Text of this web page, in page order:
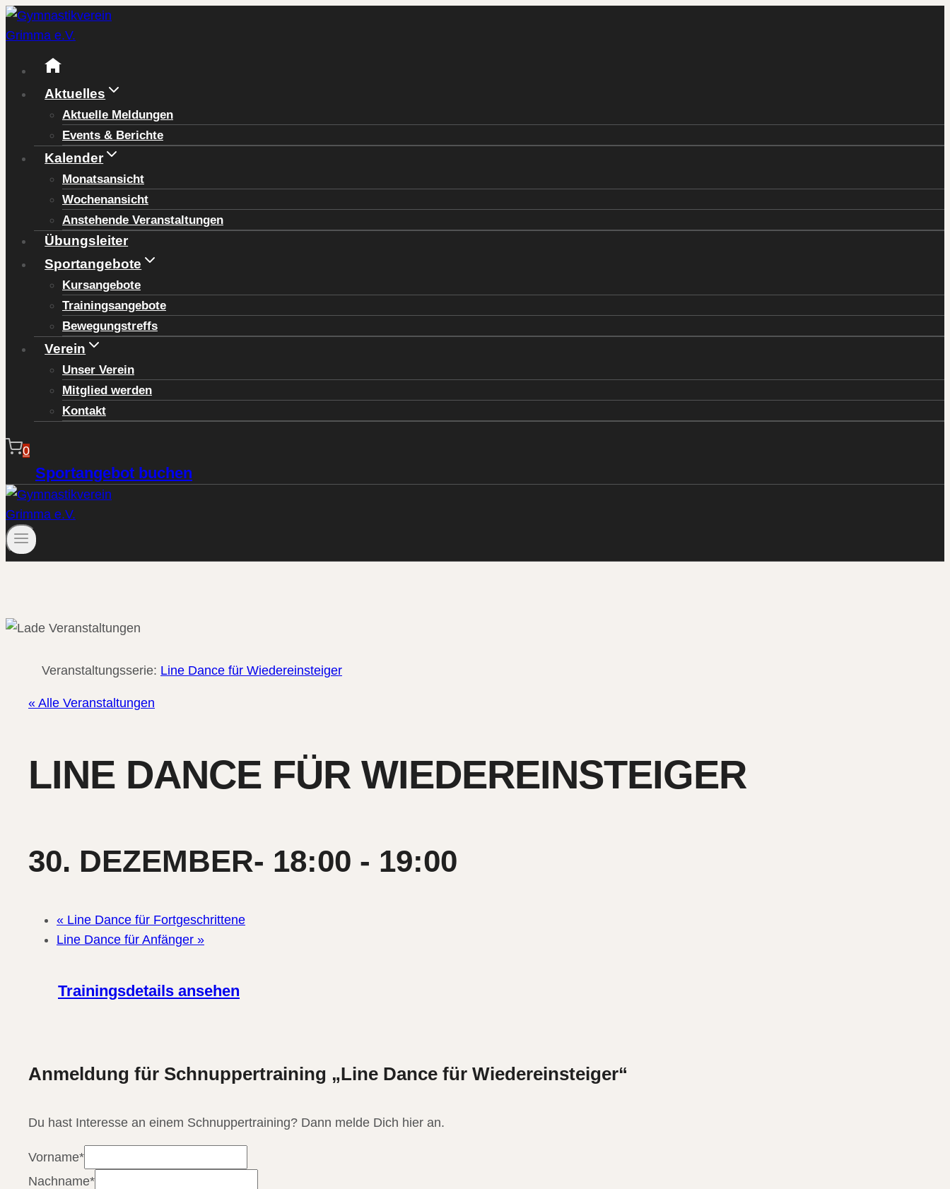
Zum
Inhalt
springen
Aktuelles
Aktuelle Meldungen
Events & Berichte
Kalender
Monatsansicht
Wochenansicht
Anstehende Veranstaltungen
Übungsleiter
Sportangebote
Kursangebote
Trainingsangebote
Bewegungstreffs
Verein
Unser Verein
Mitglied werden
Kontakt
0
Sportangebot buchen
Veranstaltungsserie: Line Dance für Wiedereinsteiger
« Alle Veranstaltungen
LINE DANCE FÜR WIEDEREINSTEIGER
30. DEZEMBER- 18:00 - 19:00
« Line Dance für Fortgeschrittene
Line Dance für Anfänger »
Trainingsdetails ansehen
Anmeldung für Schnuppertraining „Line Dance für Wiedereinsteiger“
Du hast Interesse an einem Schnuppertraining? Dann melde Dich hier an.
Vorname*
Nachname*